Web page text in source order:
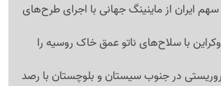
ایران از ماینینگ جهانی با اجرای طرح‌های
با سلاح‌های ناتو عمق خاک روسیه را
در جنوب سیستان و بلوچستان با رصد